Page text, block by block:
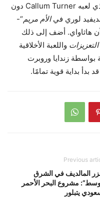
، الدور الكاريزمي الذي لعبه Callum Turner دون
لديفيد لوري فيالأم مريم“-
هاثاواي. أضف إلى ذلك
واللعبة الأخلاقية
بواسطة زندايا وروبرت
Previous
المالديف في الشرق
مشروع البحر الأحمر
يتبلور